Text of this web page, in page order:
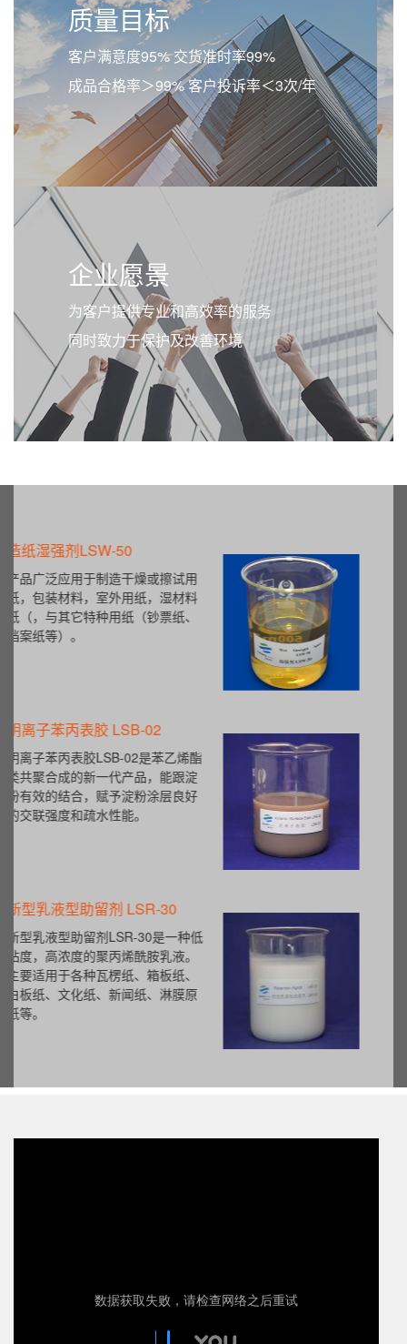
质量目标
客户满意度95% 交货准时率99%
成品合格率＞99% 客户投诉率＜3次/年
企业愿景
为客户提供专业和高效率的服务
同时致力于保护及改善环境
橡胶脱模剂
该乳液均匀的包覆在胶粒表面，使
胶粒与胶粒之间产生一个滑移界
面，阻隔了胶粒间的直接接触，阻
止了接触性粘结。
橡胶隔离剂
本产品是一种通过特定工艺制成的
水性硬脂酸盐，适用于橡胶塑料产
品作为抗粘剂、隔离剂、脱模剂、
防粘剂使用。
聚季铵盐系列（PQ-10）
产品为阳离子聚合物，易溶于水，
在PH值很宽的范围内保持很好的稳
定性。